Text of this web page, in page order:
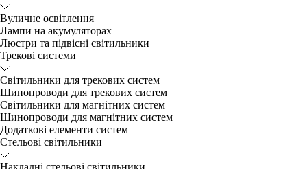
Вуличне освітлення
Лампи на акумуляторах
Люстри та підвісні світильники
Трекові системи
Світильники для трекових систем
Шинопроводи для трекових систем
Світильники для магнітних систем
Шинопроводи для магнітних систем
Додаткові елементи систем
Cтельові світильники
Накладні стельові світильники